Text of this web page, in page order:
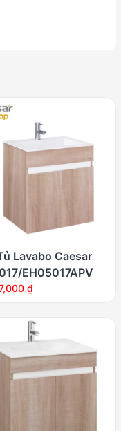
Lavabo Caesar
EH05017APV
₫